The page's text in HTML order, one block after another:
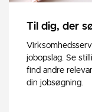
Til dig, der
jobopslag. Se
find andre
din jobsøgning.